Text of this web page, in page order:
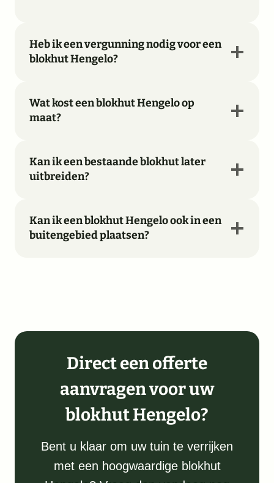
Heb ik een vergunning nodig voor een
blokhut Hengelo?
Wat kost een blokhut Hengelo op
maat?
Kan ik een bestaande blokhut later
uitbreiden?
Kan ik een blokhut Hengelo ook in een
buitengebied plaatsen?
Direct een offerte
aanvragen voor uw
blokhut Hengelo?
Bent u klaar om uw tuin te verrijken
met een hoogwaardige blokhut